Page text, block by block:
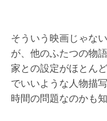
そういう映画じゃな
が、他のふたつの物
家との設定がほとん
でいいような人物描
時間の問題なのかも